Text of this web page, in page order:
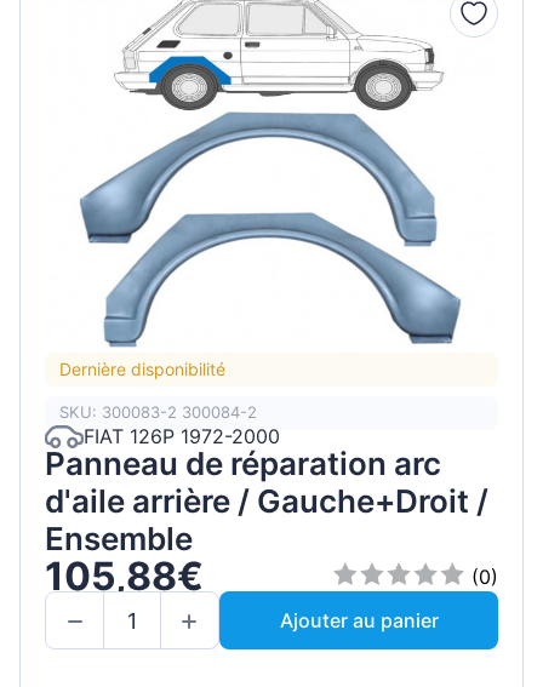
Dernière disponibilité
SKU: 300083-2 300084-2
FIAT 126P 1972-2000
Panneau de réparation arc
d'aile arrière / Gauche+Droit /
Ensemble
105,88€
(0)
Ajouter au panier